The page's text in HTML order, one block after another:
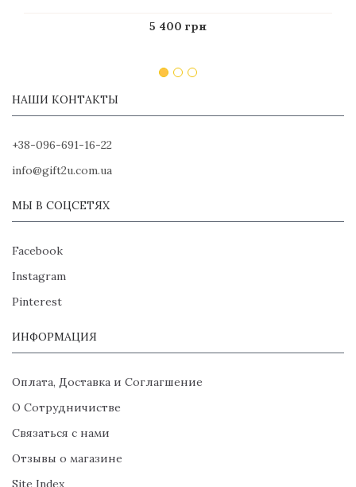
5 400 грн
НАШИ КОНТАКТЫ
+38-096-691-16-22
info@gift2u.com.ua
МЫ В СОЦСЕТЯХ
Facebook
Instagram
Pinterest
ИНФОРМАЦИЯ
Оплата, Доставка и Соглагшение
О Сотрудничистве
Связаться с нами
Отзывы о магазине
Site Index